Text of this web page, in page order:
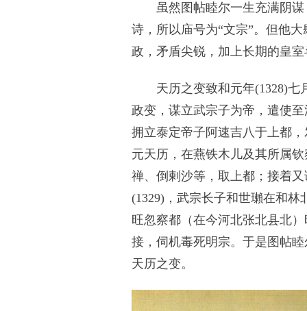
虽然图帖睦尔一生充满阴谋
诗，所以庙号为“文宗”。但他
政，矛盾尖锐，加上长期的皇
天历之变致和元年(1328)七
政变，谋立武宗子为帝，遣使
拥立泰定帝子阿速吉八于上都
元天历，在燕铁木儿及其所属
禅、倒剌沙等，取上都；接着
(1329)，武宗长子和世瓎在和
旺忽察都（在今河北张北县北
接，伺机毒死明宗。于是图帖
天历之变。